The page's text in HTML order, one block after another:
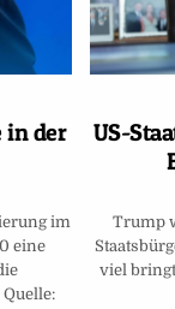
in der
im
eine
US-
Trump
viel